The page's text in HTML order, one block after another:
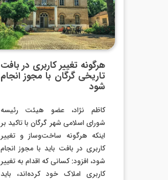
هرگونه تغییر کاربری در بافت
تاریخی گرگان با مجوز انجام
شود
کاظم نژاد، عضو هیئت رئیسه
شورای اسلامی شهر گرگان با تاکید بر
اینکه هرگونه ساخت‌وساز و تغییر
کاربری در بافت باید با مجوز انجام
شود، افزود: کسانی که اقدام به تغییر
کاربری املاک خود کرده‌اند، باید